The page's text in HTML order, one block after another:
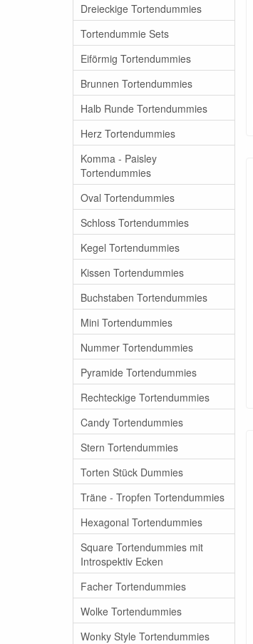
Dreieckige Tortendummies
Tortendummie Sets
Eiförmig Tortendummies
Brunnen Tortendummies
Halb Runde Tortendummies
Herz Tortendummies
Komma - Paisley
Tortendummies
Oval Tortendummies
Schloss Tortendummies
Kegel Tortendummies
Kissen Tortendummies
Buchstaben Tortendummies
Mini Tortendummies
Nummer Tortendummies
Pyramide Tortendummies
Rechteckige Tortendummies
Candy Tortendummies
Stern Tortendummies
Torten Stück Dummies
Träne - Tropfen Tortendummies
Hexagonal Tortendummies
Square Tortendummies mit
Introspektiv Ecken
Facher Tortendummies
Wolke Tortendummies
Wonky Style Tortendummies